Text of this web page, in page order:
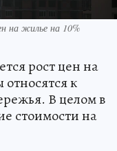
на жилье на 10%
рост цен на
к
В целом в
стоимости на